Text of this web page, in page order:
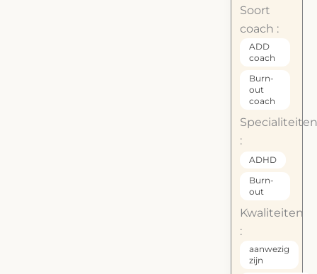
Soort
coach :
ADD
coach
Burn-
out
coach
:
ADHD
Burn-
out
Kwaliteiten
:
aanwezig
zijn